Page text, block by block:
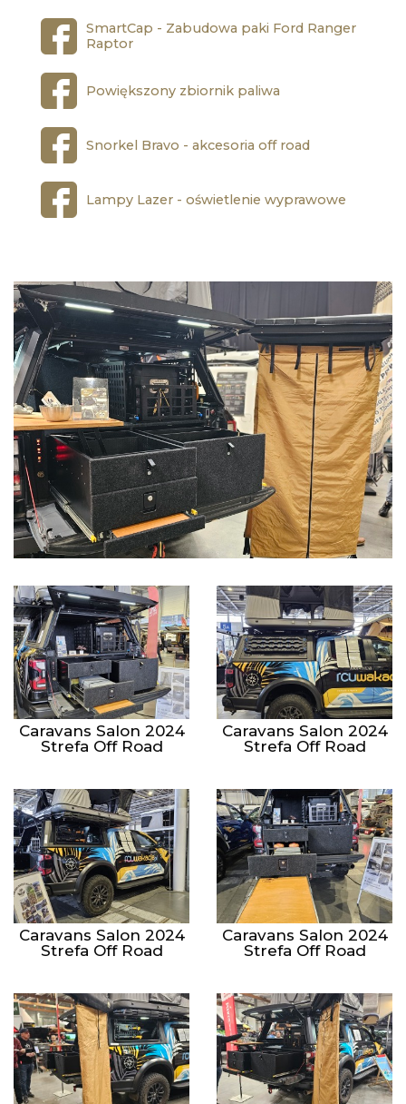
SmartCap - Zabudowa paki Ford Ranger
Raptor
Powiększony zbiornik paliwa
Snorkel Bravo - akcesoria off road
Lampy Lazer - oświetlenie wyprawowe
Caravans Salon 2024
Strefa Off Road
Caravans Salon 2024
Strefa Off Road
Caravans Salon 2024
Strefa Off Road
Caravans Salon 2024
Strefa Off Road